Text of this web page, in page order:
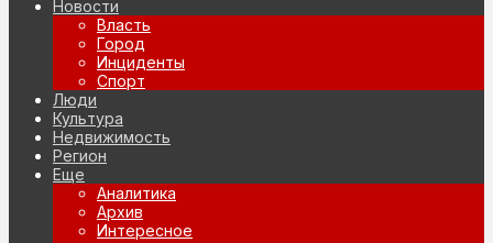
Новости
Власть
Город
Инциденты
Спорт
Люди
Культура
Недвижимость
Регион
Еще
Аналитика
Архив
Интересное